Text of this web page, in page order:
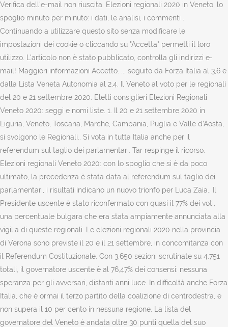
Verifica dell'e-mail non riuscita. Elezioni regionali 2020 in Veneto, lo
spoglio minuto per minuto: i dati, le analisi, i commenti .
Continuando a utilizzare questo sito senza modificare le
impostazioni dei cookie o cliccando su "Accetta" permetti il loro
utilizzo. L'articolo non è stato pubblicato, controlla gli indirizzi e-
mail! Maggiori informazioni Accetto. ... seguito da Forza Italia al 3,6 e
dalla Lista Veneta Autonomia al 2,4. Il Veneto al voto per le regionali
del 20 e 21 settembre 2020. Eletti consiglieri Elezioni Regionali
Veneto 2020: seggi e nomi liste. 1. Il 20 e 21 settembre 2020 in
Liguria, Veneto, Toscana, Marche, Campania, Puglia e Valle d’Aosta,
si svolgono le Regionali.. Si vota in tutta Italia anche per il
referendum sul taglio dei parlamentari. Tar respinge il ricorso.
Elezioni regionali Veneto 2020: con lo spoglio che si è da poco
ultimato, la precedenza è stata data al referendum sul taglio dei
parlamentari, i risultati indicano un nuovo trionfo per Luca Zaia.. Il
Presidente uscente è stato riconfermato con quasi il 77% dei voti,
una percentuale bulgara che era stata ampiamente annunciata alla
vigilia di queste regionali. Le elezioni regionali 2020 nella provincia
di Verona sono previste il 20 e il 21 settembre, in concomitanza con
il Referendum Costituzionale. Con 3.650 sezioni scrutinate su 4.751
totali, il governatore uscente è al 76,47% dei consensi: nessuna
speranza per gli avversari, distanti anni luce. In difficoltà anche Forza
Italia, che è ormai il terzo partito della coalizione di centrodestra, e
non supera il 10 per cento in nessuna regione. La lista del
governatore del Veneto è andata oltre 30 punti quella del suo